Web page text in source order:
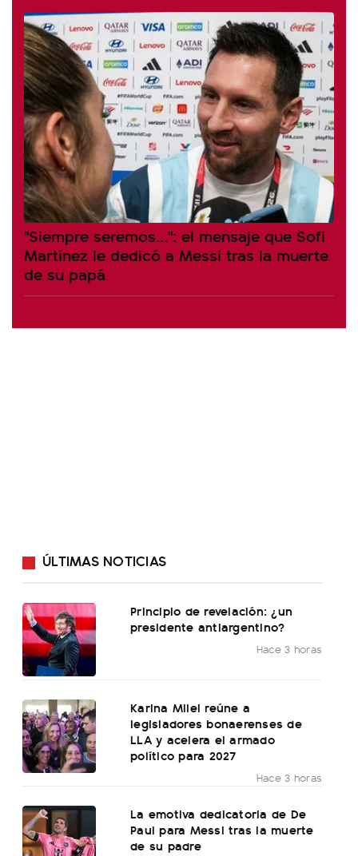
"Siempre seremos...": el mensaje que Sofi
Martínez le dedicó a Messi tras la muerte
de su papá
ÚLTIMAS NOTICIAS
Principio de revelación: ¿un
presidente antiargentino?
Hace 3 horas
Karina Milei reúne a
legisladores bonaerenses de
LLA y acelera el armado
político para 2027
Hace 3 horas
La emotiva dedicatoria de De
Paul para Messi tras la muerte
de su padre